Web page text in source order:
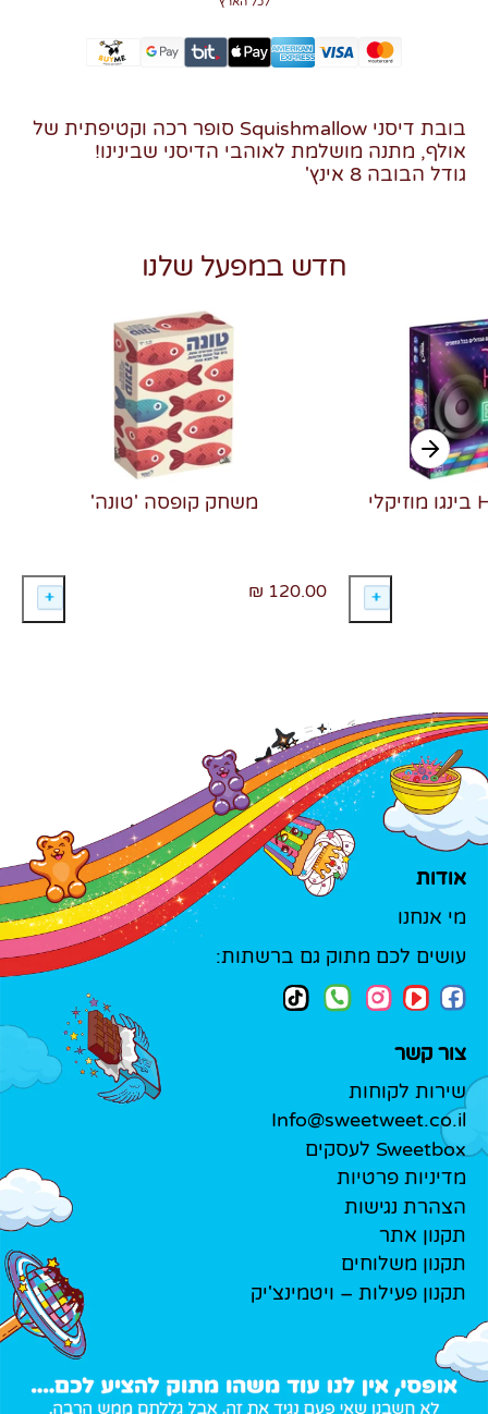
בובת דיסני Squishmallow סופר רכה וקטיפתית של
אולף, מתנה מושלמת לאוהבי הדיסני שבינינו!
גודל הבובה 8 אינץ'
חדש במפעל שלנו
משחק קופסה 'טונה'
120.00 ₪
אודות
מי אנחנו
עושים לכם מתוק גם ברשתות:
צור קשר
שירות לקוחות
Info@sweetweet.co.il
Sweetbox לעסקים
מדיניות פרטיות
הצהרת נגישות
תקנון אתר
תקנון משלוחים
תקנון פעילות – ויטמינצ'יק